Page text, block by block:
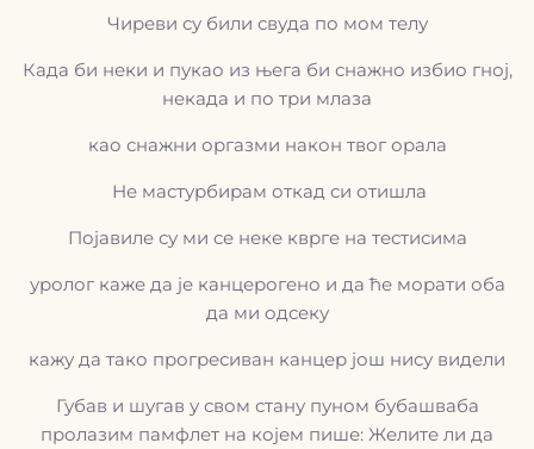
Чиреви су били свуда по мом телу
Када би неки и пукао из њега би снажно избио гној,
некада и по три млаза
као снажни оргазми након твог орала
Не мастурбирам откад си отишла
Појавиле су ми се неке кврге на тестисима
уролог каже да је канцерогено и да ће морати оба
да ми одсеку
кажу да тако прогресиван канцер још нису видели
Губав и шугав у свом стану пуном бубашваба
пролазим памфлет на којем пише: Желите ли да